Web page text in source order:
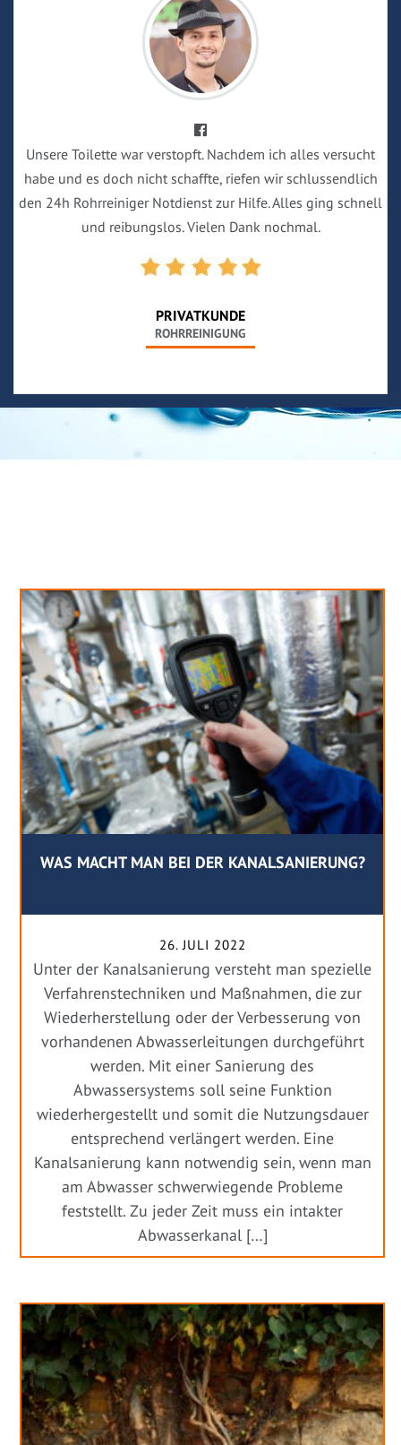
Unsere Toilette war verstopft. Nachdem ich alles versucht
habe und es doch nicht schaffte, riefen wir schlussendlich
den 24h Rohrreiniger Notdienst zur Hilfe. Alles ging schnell
und reibungslos. Vielen Dank nochmal.
PRIVATKUNDE
ROHRREINIGUNG
WAS MACHT MAN BEI DER KANALSANIERUNG?
26. JULI 2022
Unter der Kanalsanierung versteht man spezielle
Verfahrenstechniken und Maßnahmen, die zur
Wiederherstellung oder der Verbesserung von
vorhandenen Abwasserleitungen durchgeführt
werden. Mit einer Sanierung des
Abwassersystems soll seine Funktion
wiederhergestellt und somit die Nutzungsdauer
entsprechend verlängert werden. Eine
Kanalsanierung kann notwendig sein, wenn man
am Abwasser schwerwiegende Probleme
feststellt. Zu jeder Zeit muss ein intakter
Abwasserkanal […]